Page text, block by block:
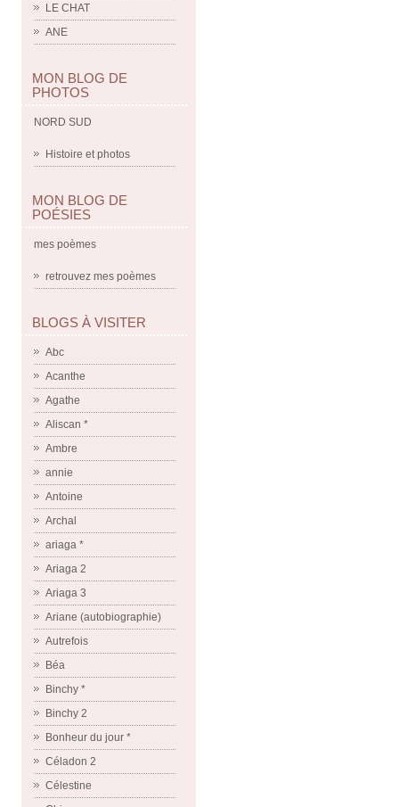
LE CHAT
ANE
MON BLOG DE
PHOTOS
NORD SUD
Histoire et photos
MON BLOG DE
POÉSIES
mes poèmes
retrouvez mes poèmes
BLOGS À VISITER
Abc
Acanthe
Agathe
Aliscan *
Ambre
annie
Antoine
Archal
ariaga *
Ariaga 2
Ariaga 3
Ariane (autobiographie)
Autrefois
Béa
Binchy *
Binchy 2
Bonheur du jour *
Céladon 2
Célestine